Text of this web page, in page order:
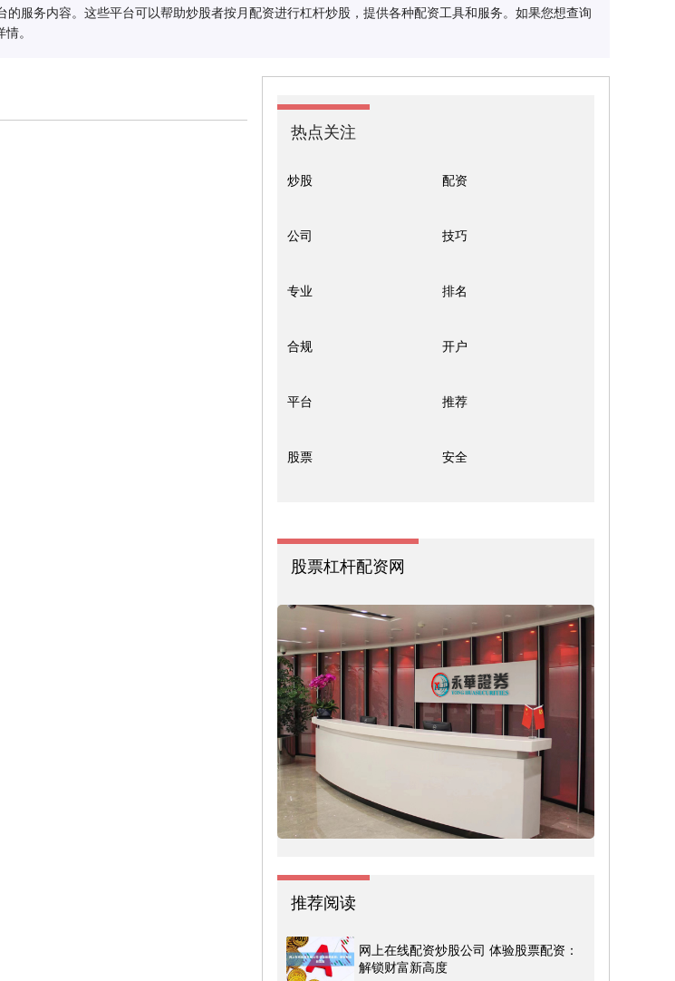
服务内容。这些平台可以帮助炒股者按月配资进行杠杆炒股，提供各种配资工具和服务。如果您想查询
。
热点关注
炒股 配资
公司 技巧
专业 排名
合规 开户
平台 推荐
股票 安全
股票杠杆配资网
推荐阅读
网上在线配资炒股公司 体验股票配资：
解锁财富新高度